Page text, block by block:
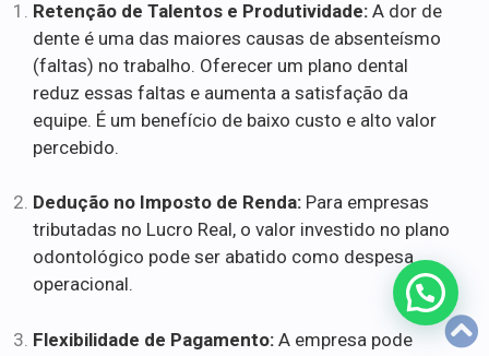
Retenção de Talentos e Produtividade: A dor de
dente é uma das maiores causas de absenteísmo
(faltas) no trabalho. Oferecer um plano dental
reduz essas faltas e aumenta a satisfação da
equipe. É um benefício de baixo custo e alto valor
percebido.
Dedução no Imposto de Renda: Para empresas
tributadas no Lucro Real, o valor investido no plano
odontológico pode ser abatido como despesa
operacional.
Flexibilidade de Pagamento: A empresa pode